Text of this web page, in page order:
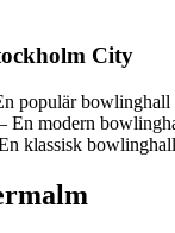
City
populär bowlinghall
En modern
klassisk